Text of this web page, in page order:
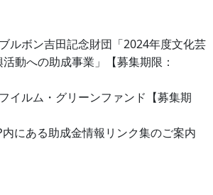
ルボン吉田記念財団「2024年度文化芸
動への助成事業」【募集期限：
イルム・グリーンファンド【募集期
にある助成金情報リンク集のご案内